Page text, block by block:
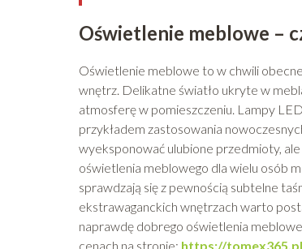
Oświetlenie meblowe –
Oświetlenie meblowe to w chwili
wnętrz. Delikatne światło ukryte w
atmosferę w pomieszczeniu. Lampy
przykładem zastosowania
wyeksponować ulubione przedmioty,
oświetlenia meblowego dla wielu osób
sprawdzają się z pewnością subtelne
ekstrawaganckich wnętrzach warto
naprawdę dobrego oświetlenia
cenach na stronie: https://